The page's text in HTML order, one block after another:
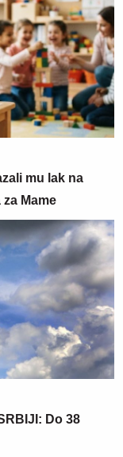
mu lak na
Mame
Do 38